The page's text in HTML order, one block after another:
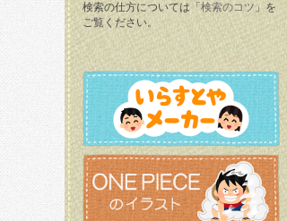
検索の仕方については「 検索のコツ 」を
ご覧ください。